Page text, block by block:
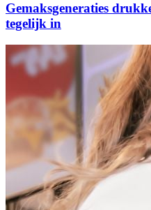
Gemaksgeneraties
tegelijk in